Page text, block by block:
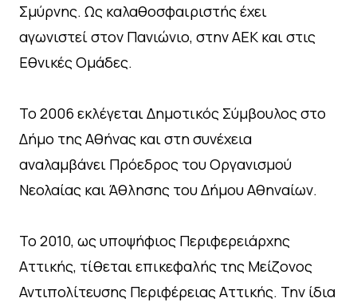
Σμύρνης. Ως καλαθοσφαιριστής έχει
αγωνιστεί στον Πανιώνιο, στην ΑΕΚ και στις
Εθνικές Ομάδες.
Το 2006 εκλέγεται Δημοτικός Σύμβουλος στο
Δήμο της Αθήνας και στη συνέχεια
αναλαμβάνει Πρόεδρος του Οργανισμού
Νεολαίας και Άθλησης του Δήμου Αθηναίων.
Το 2010, ως υποψήφιος Περιφερειάρχης
Αττικής, τίθεται επικεφαλής της Μείζονος
Αντιπολίτευσης Περιφέρειας Αττικής. Την ίδια